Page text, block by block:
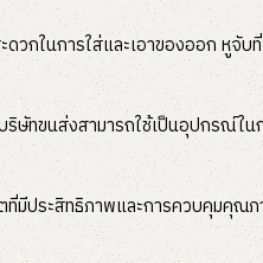
วกในการใส่และเอาของออก หูจับ
ริษัทขนส่งสามารถใช้เป็นอุปกรณ์ใ
มีประสิทธิภาพและการควบคุมคุณ